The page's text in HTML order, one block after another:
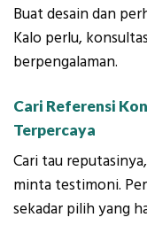
Buat desain dan
Kalo perlu,
berpengalaman.
Cari Referensi
Terpercaya
Cari tau
minta testimoni.
sekadar pilih yang